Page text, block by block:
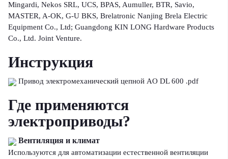
Mingardi, Nekos SRL, UCS, BPAS, Aumuller, BTR, Savio,
MASTER, A-OK, G-U BKS, Brelatronic Nanjing Brela Electric
Equipment Co., Ltd; Guangdong KIN LONG Hardware Products
Co., Ltd. Joint Venture.
Инструкция
Привод электромеханический цепной AO DL 600 .pdf
Где применяются
электроприводы?
Вентиляция и климат
Используются для автоматизации естественной вентиляции